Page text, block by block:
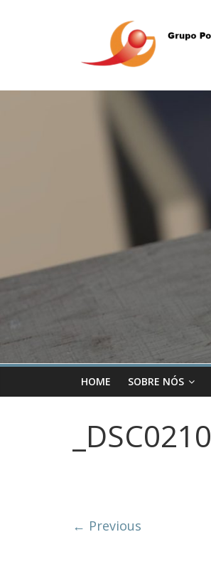
HOME SOBRE NÓS
_DSC0210
← Previous